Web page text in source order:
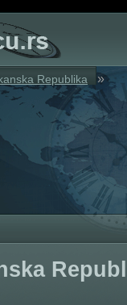
Republika »